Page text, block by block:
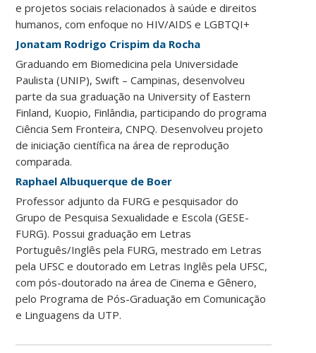
e projetos sociais relacionados à saúde e direitos
humanos, com enfoque no HIV/AIDS e LGBTQI+
Jonatam Rodrigo Crispim da Rocha
Graduando em Biomedicina pela Universidade
Paulista (UNIP), Swift – Campinas, desenvolveu
parte da sua graduação na University of Eastern
Finland, Kuopio, Finlândia, participando do programa
Ciência Sem Fronteira, CNPQ. Desenvolveu projeto
de iniciação científica na área de reprodução
comparada.
Raphael Albuquerque de Boer
Professor adjunto da FURG e pesquisador do
Grupo de Pesquisa Sexualidade e Escola (GESE-
FURG). Possui graduação em Letras
Português/Inglês pela FURG, mestrado em Letras
pela UFSC e doutorado em Letras Inglês pela UFSC,
com pós-doutorado na área de Cinema e Gênero,
pelo Programa de Pós-Graduação em Comunicação
e Linguagens da UTP.